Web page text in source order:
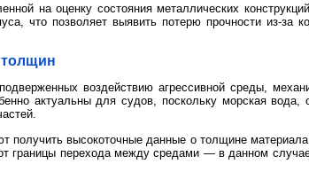
на оценку состояния металлических
что позволяет выявить потерю прочности из-за
толщин
воздействию агрессивной среды,
актуальны для судов, поскольку морская вода,
высокоточные данные о толщине материала
границы перехода между средами — в данном